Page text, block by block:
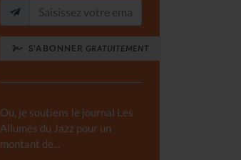
S'ABONNER GRATUITEMENT
Ou, je soutiens le journal Les
Allumés du Jazz pour un
montant de...